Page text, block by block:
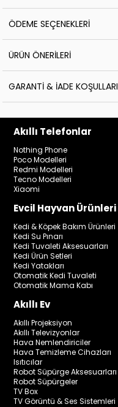
ÖDEME SEÇENEKLERI
ÜRÜN ÖNERILERI
GARANTI & İADE KOŞULLARI
Akıllı Telefonlar
Nothing Phone
Poco Modelleri
Redmi Modelleri
Tecno Modelleri
Xiaomi
Evcil Hayvan Ürünleri
Kedi & Köpek Bakım Ürünleri
Kedi Su Pınarı
Kedi Tuvaleti Aksesuarları
Kedi Ürün Setleri
Kedi Yatakları
Otomatik Kedi Tuvaleti
Otomatik Mama Kabı
Akıllı Ev
Akıllı Projeksiyon
Akıllı Televizyonlar
Hava Nemlendiriciler
Hava Temizleme Cihazları
Isıtıcılar
Robot Süpürge Aksesuarları
Robot Süpürgeler
TV Box
TV Görüntü & Ses Sistemleri